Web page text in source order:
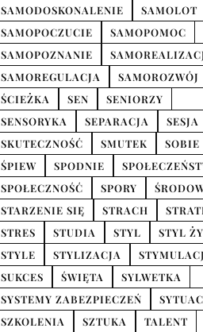
SAMODOSKONALENIE
SAMOLOT
SAMOPOCZUCIE
SAMOPOMOC
SAMOPOZNANIE
SAMOREGULACJA
SAMOROZWÓJ
ŚCIEŻKA
SEN
SENIORZY
SENSORYKA
SEPARACJA
SESJA
SKUTECZNOŚĆ
SMUTEK
SOBIE
ŚPIEW
SPODNIE
SPOŁECZNOŚĆ
SPORY
STARZENIE SIĘ
STRACH
STRES
STUDIA STYL
STYL
STYLE
STYLIZACJA
SUKCES
ŚWIĘTA
SYLWETKA
SYSTEMY ZABEZPIECZEŃ
SZKOLENIA
SZTUKA TALENT